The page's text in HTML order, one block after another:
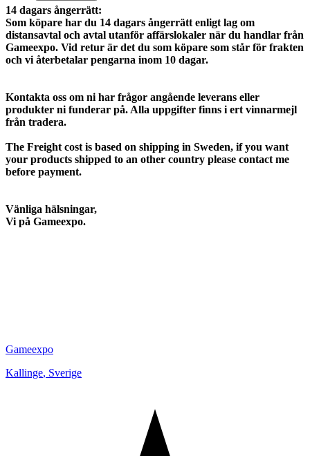
14 dagars ångerrätt:
Som köpare har du 14 dagars ångerrätt enligt lag om
distansavtal och avtal utanför affärslokaler när du handlar från
Gameexpo. Vid retur är det du som köpare som står för frakten
och vi återbetalar pengarna inom 10 dagar.
Kontakta oss om ni har frågor angående leverans eller
produkter ni funderar på. Alla uppgifter finns i ert vinnarmejl
från tradera.
The Freight cost is based on shipping in Sweden, if you want
your products shipped to an other country please contact me
before payment.
Vänliga hälsningar,
Vi på Gameexpo.
Gameexpo
Kallinge, Sverige